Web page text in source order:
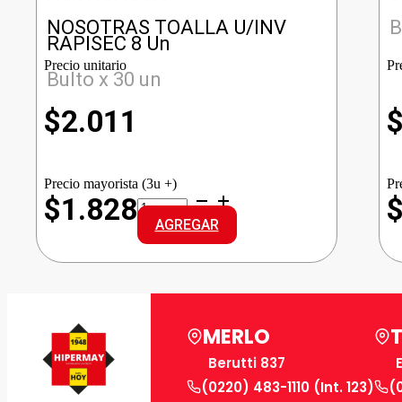
NOSOTRAS TOALLA U/INV
RAPISEC 8 Un
Bulto x 30 un
Precio unitario
$2.011
Precio mayorista (3u +)
$1.828NOSOTRAS
TOALLA
U/INV
RAPISEC
cantidad
AGREGAR
$
MERLO
Berutti 837
(0220) 483-1110 (Int. 123)